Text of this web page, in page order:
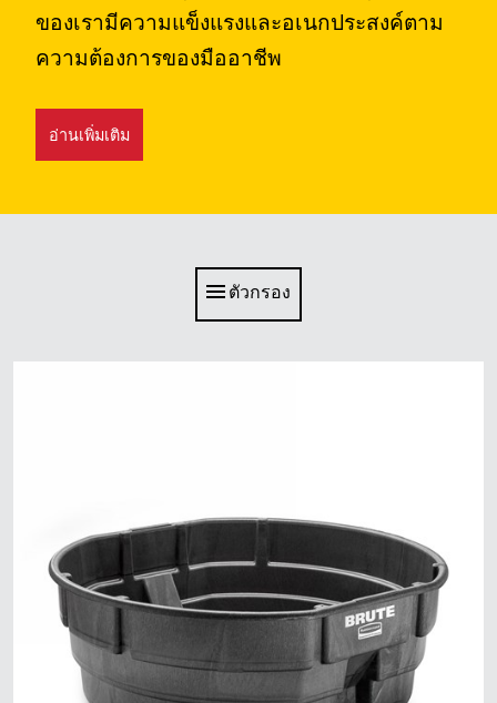
ประเทศอินโดนีเซีย
ของเรามีความแข็งแรงและอเนกประสงค์ตาม
ความต้องการของมืออาชีพ
อ่านเพิ่มเติม
ตัวกรอง